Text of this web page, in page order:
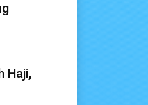
Haji,